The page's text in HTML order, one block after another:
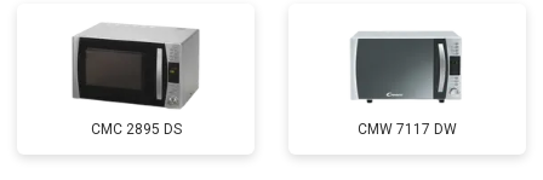
CMC 2895 DS CMW 7117 DW